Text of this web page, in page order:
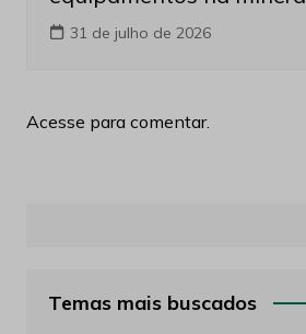
31 de julho de 2026
Acesse para comentar.
Temas mais buscados